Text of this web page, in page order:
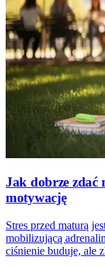
Jak dobrze zdać
motywację
Stres przed maturą
mobilizującą
ciśnienie buduje, ale